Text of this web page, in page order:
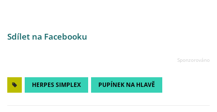
Sdílet na Facebooku
HERPES SIMPLEX PUPÍNEK NA HLAVĚ